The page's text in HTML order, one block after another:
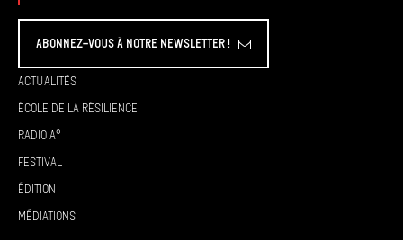
Abonnez-vous à Notre Newsletter !
Actualités
École de la résilience
Radio A°
Festival
Édition
Médiations